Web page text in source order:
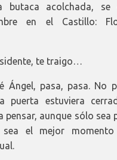
butaca acolchada, se
en el Castillo:
te traigo…
Ángel, pasa, pasa. No
puerta estuviera
pensar, aunque sólo sea
el mejor